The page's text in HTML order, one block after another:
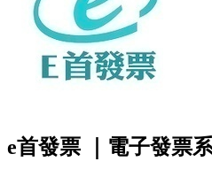
e首發票 ｜電子發票